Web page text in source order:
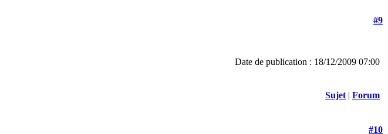
#9
Date de publication : 18/12/2009 07:00
Sujet | Forum
#10